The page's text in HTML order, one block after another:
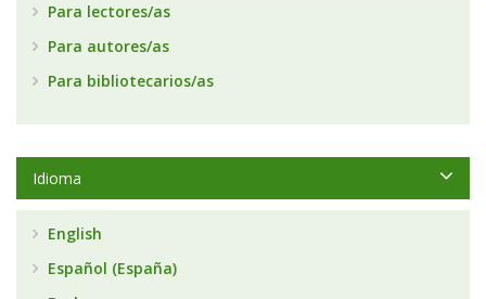
Para lectores/as
Para autores/as
Para bibliotecarios/as
Idioma
English
Español (España)